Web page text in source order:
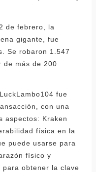
de febrero, la
gigante, fue
Se robaron 1.547
de más de 200
fue
con una
aspectos: Kraken
física en la
puede usarse para
físico y
para obtener la clave